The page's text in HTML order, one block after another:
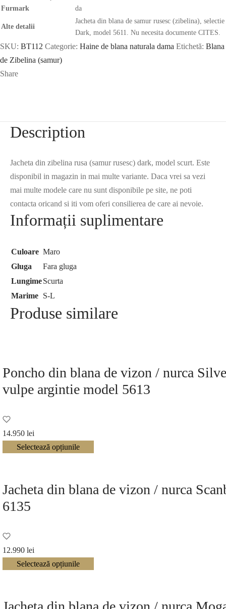
Furmark
da
Alte detalii
Jacheta din blana de samur rusesc (zibelina), selectie
Dark, model 5611. Nu necesita documente CITES.
SKU: BT112 Categorie: Haine de blana naturala dama Etichetă: Blana
de Zibelina (samur)
Share
Description
Jacheta din zibelina rusa (samur rusesc) dark, model scurt. Este
disponibil in magazin in mai multe variante. Daca vrei sa vezi
mai multe modele care nu sunt disponibile pe site, ne poti
contacta oricand si iti vom oferi consilierea de care ai nevoie.
Informații suplimentare
Culoare Maro
Gluga
Fara gluga
LungimeScurta
Marime S-L
Produse similare
Poncho din blana de vizon / nurca
vulpe argintie model 5613
14.950 lei
Selectează opțiunile
Jacheta din blana de vizon / nurca
6135
12.990 lei
Selectează opțiunile